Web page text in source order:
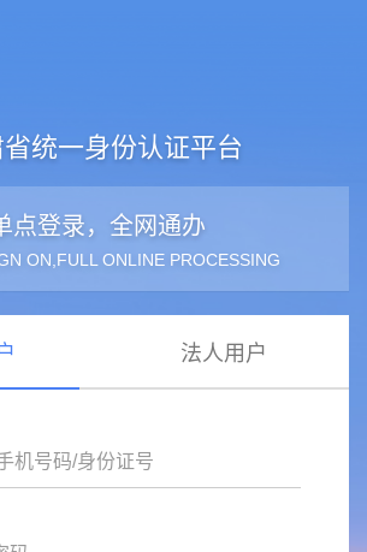
统一身份认证平台
点登录，全网通办
ON,FULL ONLINE PROCESSING
法人用户